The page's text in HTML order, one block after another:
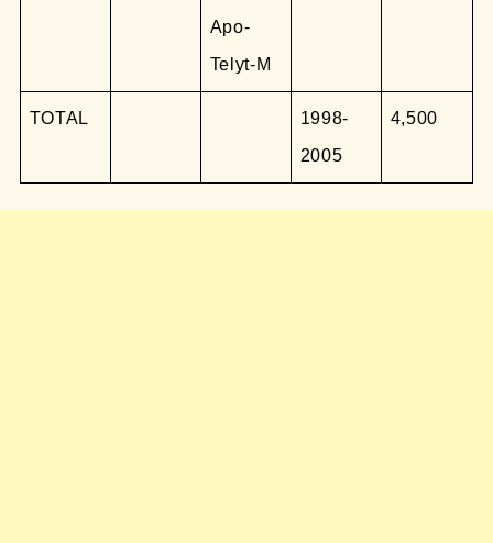
Apo-
Telyt-M
TOTAL
1998-
2005
4,500